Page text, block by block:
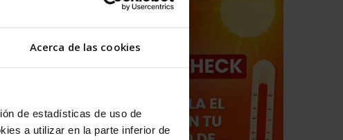
Acerca de las cookies
de estadísticas de uso de
a utilizar en la parte inferior de